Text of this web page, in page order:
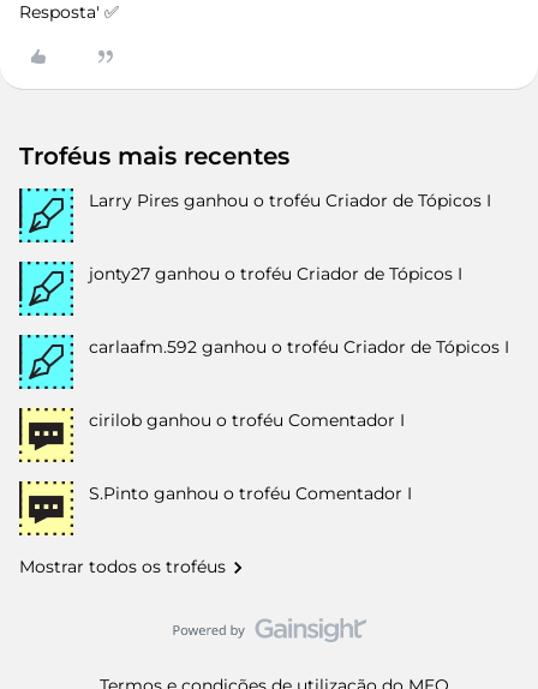
Resposta' ✅
Troféus mais recentes
Larry Pires ganhou o troféu Criador de Tópicos I
jonty27 ganhou o troféu Criador de Tópicos I
carlaafm.592 ganhou o troféu Criador de Tópicos I
cirilob ganhou o troféu Comentador I
S.Pinto ganhou o troféu Comentador I
Mostrar todos os troféus